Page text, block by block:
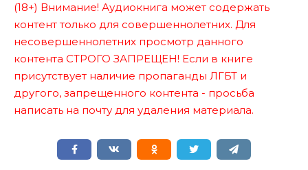
(18+) Внимание! Аудиокнига может содержать
контент только для совершеннолетних. Для
несовершеннолетних просмотр данного
контента СТРОГО ЗАПРЕЩЕН! Если в книге
присутствует наличие пропаганды ЛГБТ и
другого, запрещенного контента - просьба
написать на почту для удаления материала.